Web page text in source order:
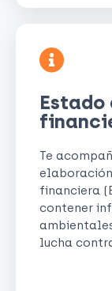
Te
financiera
contener
lucha